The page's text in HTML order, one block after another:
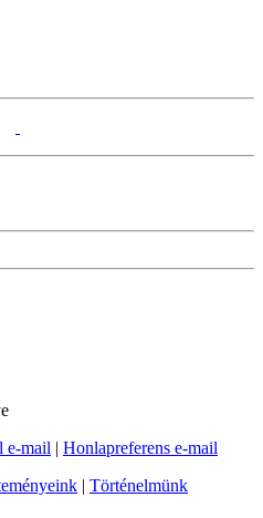
e-mail | Honlapreferens e-mail
| Történelmünk